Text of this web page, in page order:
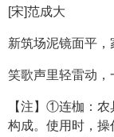
[宋]范成大
新筑场泥镜面平，
笑歌声里轻雷动，
【注】①连枷：
构成。使用时，操